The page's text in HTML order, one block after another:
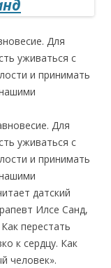
Для
уживаться с
и принимать
Для
уживаться с
и принимать
датский
Илсе Санд,
перестать
к сердцу. Как
человек».